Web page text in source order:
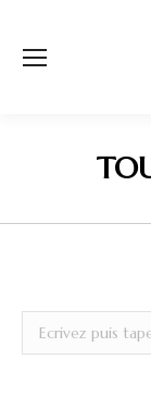
Recherche